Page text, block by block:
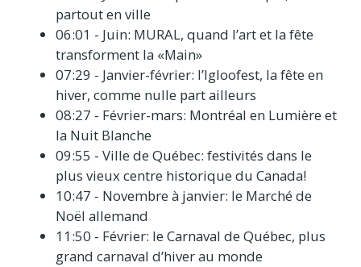
partout en ville
06:01 - Juin: MURAL, quand l’art et la fête
transforment la «Main»
07:29 - Janvier-février: l’Igloofest, la fête en
hiver, comme nulle part ailleurs
08:27 - Février-mars: Montréal en Lumière et
la Nuit Blanche
09:55 - Ville de Québec: festivités dans le
plus vieux centre historique du Canada!
10:47 - Novembre à janvier: le Marché de
Noël allemand
11:50 - Février: le Carnaval de Québec, plus
grand carnaval d’hiver au monde